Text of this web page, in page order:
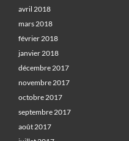
avril 2018
mars 2018
février 2018
janvier 2018
décembre 2017
novembre 2017
octobre 2017
septembre 2017
août 2017